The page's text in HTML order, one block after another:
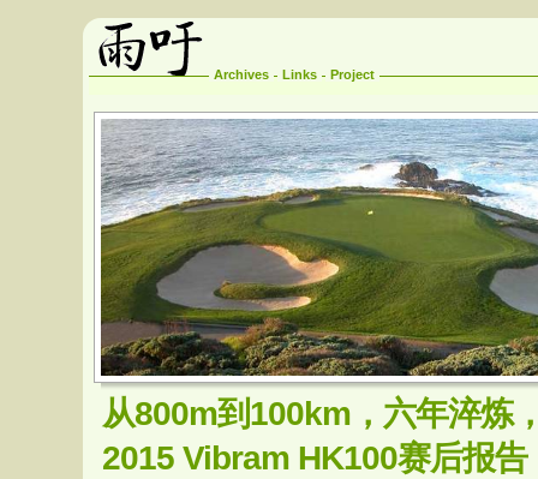
Archives Links Project
从800m到100km，六年淬
2015 Vibram HK100赛后报告